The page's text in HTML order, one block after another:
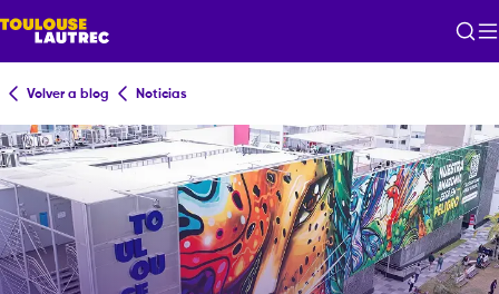
Volver a blog Noticias